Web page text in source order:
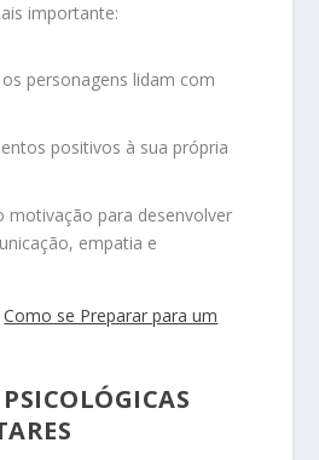
importante:
personagens lidam com
positivos à sua própria
motivação para desenvolver
empatia e
Como se Preparar para um